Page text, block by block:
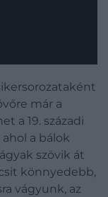
már a
a 19. századi
a bálok
szövik át
könnyedebb,
vágyunk, az